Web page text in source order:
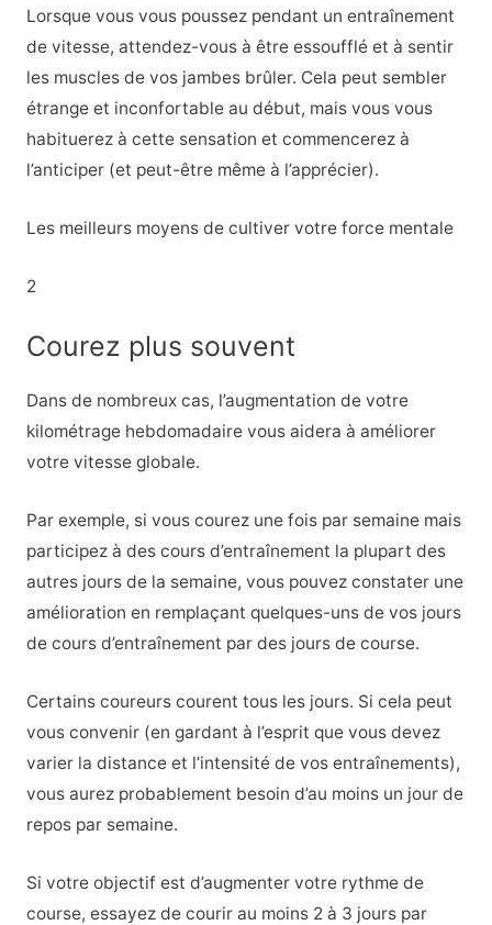
Lorsque vous vous poussez pendant un entraînement
de vitesse, attendez-vous à être essoufflé et à sentir
les muscles de vos jambes brûler. Cela peut sembler
étrange et inconfortable au début, mais vous vous
habituerez à cette sensation et commencerez à
l’anticiper (et peut-être même à l’apprécier).
Les meilleurs moyens de cultiver votre force mentale
2
Courez plus souvent
Dans de nombreux cas, l’augmentation de votre
kilométrage hebdomadaire vous aidera à améliorer
votre vitesse globale.
Par exemple, si vous courez une fois par semaine mais
participez à des cours d’entraînement la plupart des
autres jours de la semaine, vous pouvez constater une
amélioration en remplaçant quelques-uns de vos jours
de cours d’entraînement par des jours de course.
Certains coureurs courent tous les jours. Si cela peut
vous convenir (en gardant à l’esprit que vous devez
varier la distance et l’intensité de vos entraînements),
vous aurez probablement besoin d’au moins un jour de
repos par semaine.
Si votre objectif est d’augmenter votre rythme de
course, essayez de courir au moins 2 à 3 jours par